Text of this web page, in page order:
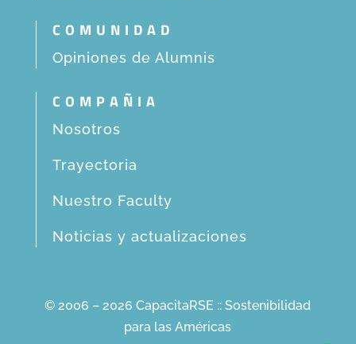
COMUNIDAD
Opiniones de Alumnis
COMPAÑIA
Nosotros
Trayectoria
Nuestro Faculty
Noticias y actualizaciones
© 2006 – 2026 CapacitaRSE :: Sostenibilidad
para las Américas